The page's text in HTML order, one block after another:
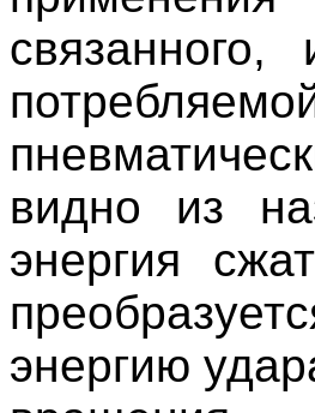
видно из
энергия
энергию